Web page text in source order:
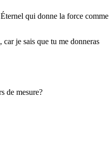
qui donne la force comme
car je sais que tu me donneras
de mesure?